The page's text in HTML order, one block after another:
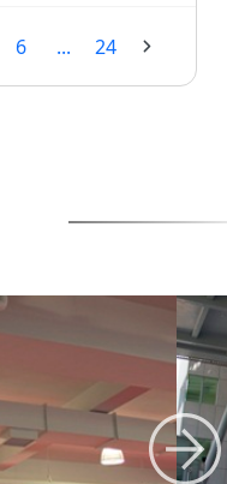
6 ... 24